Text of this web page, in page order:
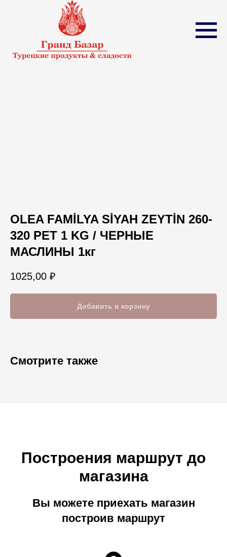
OLEA FAMİLYA SİYAH ZEYTİN 260-
320 PET 1 KG / ЧЕРНЫЕ
МАСЛИНЫ 1кг
1025,00 ₽
Добавить в корзину
Смотрите также
Построения маршрут до
магазина
Вы можете приехать магазин
построив маршрут